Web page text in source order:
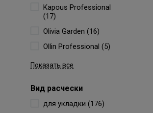
Kapous Professional
(17)
Olivia Garden (16)
Ollin Professional (5)
Показать все
Вид расчески
для укладки (176)